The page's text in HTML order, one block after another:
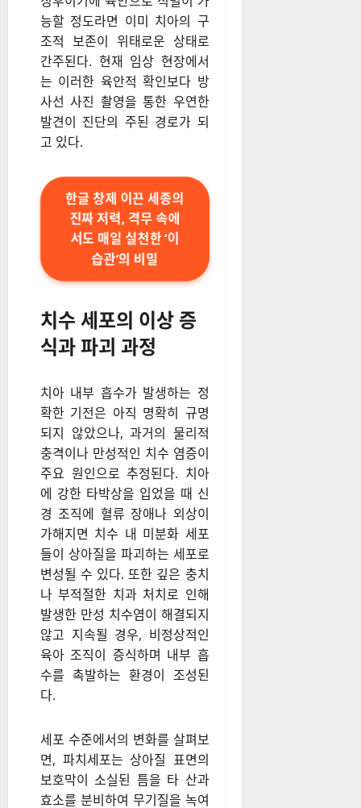
능할 정도라면 이미 치아의 구
조적 보존이 위태로운 상태로
간주된다. 현재 임상 현장에서
는 이러한 육안적 확인보다 방
사선 사진 촬영을 통한 우연한
발견이 진단의 주된 경로가 되
고 있다.
한글 창제 이끈 세종의
진짜 저력, 격무 속에
서도 매일 실천한 ‘이
습관’의 비밀
치수 세포의 이상 증
식과 파괴 과정
치아 내부 흡수가 발생하는 정
확한 기전은 아직 명확히 규명
되지 않았으나, 과거의 물리적
충격이나 만성적인 치수 염증이
주요 원인으로 추정된다. 치아
에 강한 타박상을 입었을 때 신
경 조직에 혈류 장애나 외상이
가해지면 치수 내 미분화 세포
들이 상아질을 파괴하는 세포로
변성될 수 있다. 또한 깊은 충치
나 부적절한 치과 처치로 인해
발생한 만성 치수염이 해결되지
않고 지속될 경우, 비정상적인
육아 조직이 증식하며 내부 흡
수를 촉발하는 환경이 조성된
다.
세포 수준에서의 변화를 살펴보
면, 파치세포는 상아질 표면의
보호막이 소실된 틈을 타 산과
효소를 분비하여 무기질을 녹여